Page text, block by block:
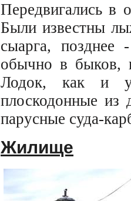
Передвигались в
Были известны
сыарга, позднее
обычно в быков,
Лодок, как и
плоскодонные из
парусные суда-
Жилище